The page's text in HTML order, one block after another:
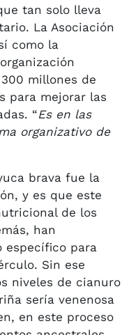
tan solo lleva
La Asociación
como la
millones de
para mejorar las
“Es en las
organizativo de
brava fue la
y es que este
de los
han
específico para
Sin ese
niveles de cianuro
sería venenosa
en este proceso